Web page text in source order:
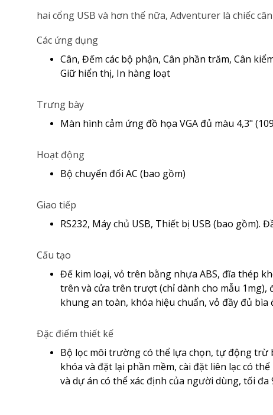
hai cổng USB và hơn thế nữa, Adventurer là chiếc
Các ứng dụng
Cân, Đếm các bộ phận, Cân phần trăm, Cân
Giữ hiển thị, In hàng loạt
Trưng bày
Màn hình cảm ứng đồ họa VGA đủ màu 4,3"
Hoạt động
Bộ chuyển đổi AC (bao gồm)
Giao tiếp
RS232, Máy chủ USB, Thiết bị USB (bao gồm).
Cấu tạo
Đế kim loại, vỏ trên bằng nhựa ABS, đĩa thép
trên và cửa trên trượt (chỉ dành cho mẫu 1mg),
khung an toàn, khóa hiệu chuẩn, vỏ đầy đủ bìa
Đặc điểm thiết kế
Bộ lọc môi trường có thể lựa chọn, tự động trừ
khóa và đặt lại phần mềm, cài đặt liên lạc có
và dự án có thể xác định của người dùng, tối